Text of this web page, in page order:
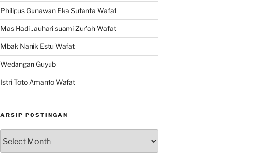
Philipus Gunawan Eka Sutanta Wafat
Mas Hadi Jauhari suami Zur’ah Wafat
Mbak Nanik Estu Wafat
Wedangan Guyub
Istri Toto Amanto Wafat
ARSIP POSTINGAN
Postingan